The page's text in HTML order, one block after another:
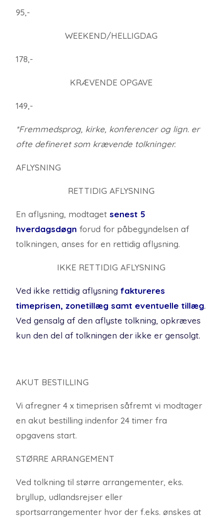
95,-
WEEKEND/HELLIGDAG
178,-
KRÆVENDE OPGAVE
149,-
*Fremmedsprog, kirke, konferencer og lign. er
ofte defineret som krævende tolkninger.
AFLYSNING
RETTIDIG AFLYSNING
En aflysning, modtaget senest 5
hverdagsdøgn forud for påbegyndelsen af
tolkningen, anses for en rettidig aflysning.
IKKE RETTIDIG AFLYSNING
Ved ikke rettidig aflysning faktureres
timeprisen, zonetillæg samt eventuelle tillæg.
Ved gensalg af den aflyste tolkning, opkræves
kun den del af tolkningen der ikke er gensolgt.
AKUT BESTILLING
Vi afregner 4 x timeprisen såfremt vi modtager
en akut bestilling indenfor 24 timer fra
opgavens start.
STØRRE ARRANGEMENT
Ved tolkning til større arrangementer, eks.
bryllup, udlandsrejser eller
sportsarrangementer hvor der f.eks. ønskes at